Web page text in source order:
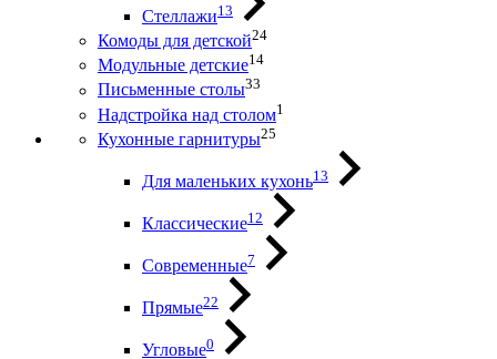
Стеллажи13
Комоды для детской24
Модульные детские14
Письменные столы33
Надстройка над столом1
Кухонные гарнитуры25
Для маленьких кухонь13
Классические12
Современные7
Прямые22
Угловые0